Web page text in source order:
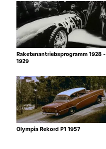
Raketenantriebsprogramm 1928 -
1929
Olympia Rekord P1 1957